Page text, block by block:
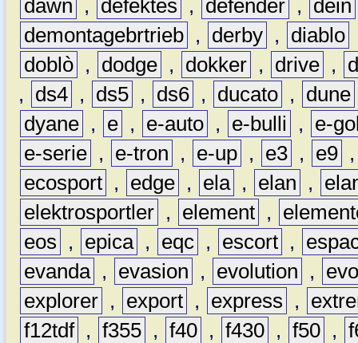
dawn , defektes , defender , dein
demontagebrtrieb , derby , diablo
doblò , dodge , dokker , drive ,
,
ds4 , ds5 , ds6 , ducato , dune
dyane , e , e-auto , e-bulli ,
e-
e-serie , e-tron , e-up , e3 , e9
ecosport , edge , ela , elan ,
elektrosportler , element ,
eos
, epica , eqc , escort ,
evanda , evasion , evolution ,
explorer , export , express ,
f12tdf , f355 , f40 , f430 , f50 ,